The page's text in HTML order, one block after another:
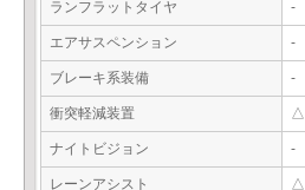
ランフラットタイヤ -
エアサスペンション -
ブレーキ系装備 -
衝突軽減装置 △
ナイトビジョン -
レーンアシスト △